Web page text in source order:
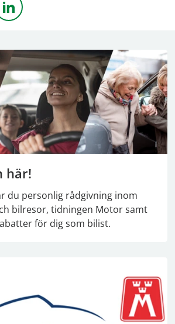
på X
Dela sidan på Linkedin
här!
du personlig rådgivning inom
bilresor, tidningen Motor samt
för dig som bilist.